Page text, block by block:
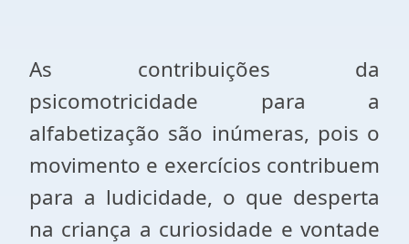
As contribuições da
psicomotricidade para a
alfabetização são inúmeras, pois o
movimento e exercícios contribuem
para a ludicidade, o que desperta
na criança a curiosidade e vontade